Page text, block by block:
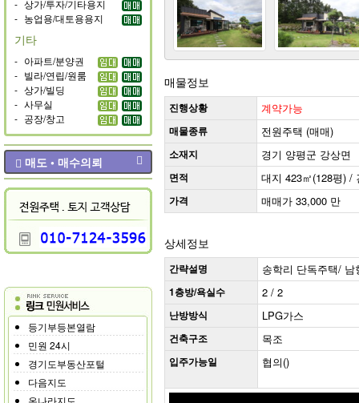
- 상가/투자/기타용지
- 농업용/대토용용지
기타
- 아파트/분양권
- 빌라/연립/원룸
- 상가/빌딩
- 사무실
- 공장/창고
매도 • 매수의뢰
등기부등본열람
민원 24시
경기도부동산포털
다음지도
매물정보
진행상황 계약가능
매물종류 전원주택 (매매)
소재지 경기 양평군 강상면
면적 대지 423㎡(128평) /
가격 매매가 33,000 만
상세정보
간략설명 송학리 단독주택/
1층방/욕실수 2 / 2
난방방식 LPG가스
건축구조 목조
입주가능일 협의()